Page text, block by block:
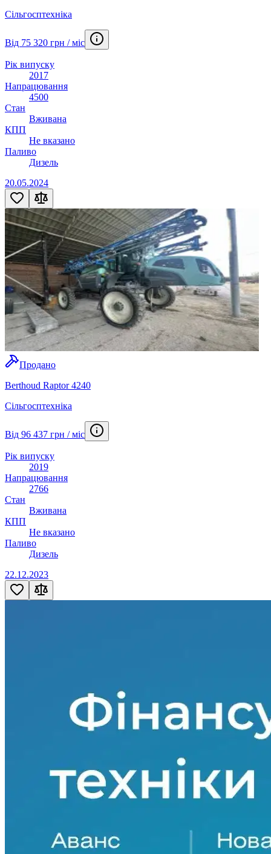
Сільгосптехніка
Від 75 320 грн / міс
Рік випуску
2017
Напрацювання
4500
Стан
Вживана
КПП
Не вказано
Паливо
Дизель
20.05.2024
Продано
Berthoud Raptor 4240
Сільгосптехніка
Від 96 437 грн / міс
Рік випуску
2019
Напрацювання
2766
Стан
Вживана
КПП
Не вказано
Паливо
Дизель
22.12.2023